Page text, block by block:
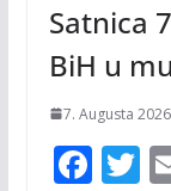
Satnica
BiH u
7. Augusta
F T